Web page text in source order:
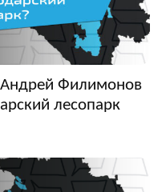
Андрей Филимонов
лесопарк